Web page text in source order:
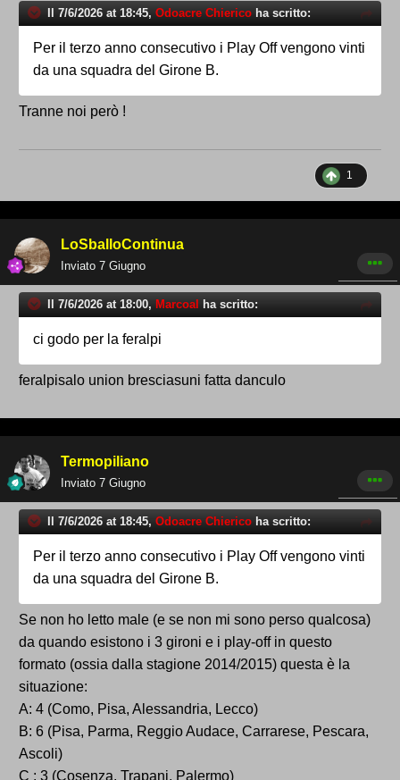
Il 7/6/2026 at 18:45, Odoacre Chierico ha scritto:
Per il terzo anno consecutivo i Play Off vengono vinti
da una squadra del Girone B.
Tranne noi però !
1
LoSballoContinua
Inviato 7 Giugno
Il 7/6/2026 at 18:00, Marcoal ha scritto:
ci godo per la feralpi
feralpisalo union bresciasuni fatta danculo
Termopiliano
Inviato 7 Giugno
Il 7/6/2026 at 18:45, Odoacre Chierico ha scritto:
Per il terzo anno consecutivo i Play Off vengono vinti
da una squadra del Girone B.
Se non ho letto male (e se non mi sono perso qualcosa)
da quando esistono i 3 gironi e i play-off in questo
formato (ossia dalla stagione 2014/2015) questa è la
situazione:
A: 4 (Como, Pisa, Alessandria, Lecco)
B: 6 (Pisa, Parma, Reggio Audace, Carrarese, Pescara,
Ascoli)
C : 3 (Cosenza, Trapani, Palermo)